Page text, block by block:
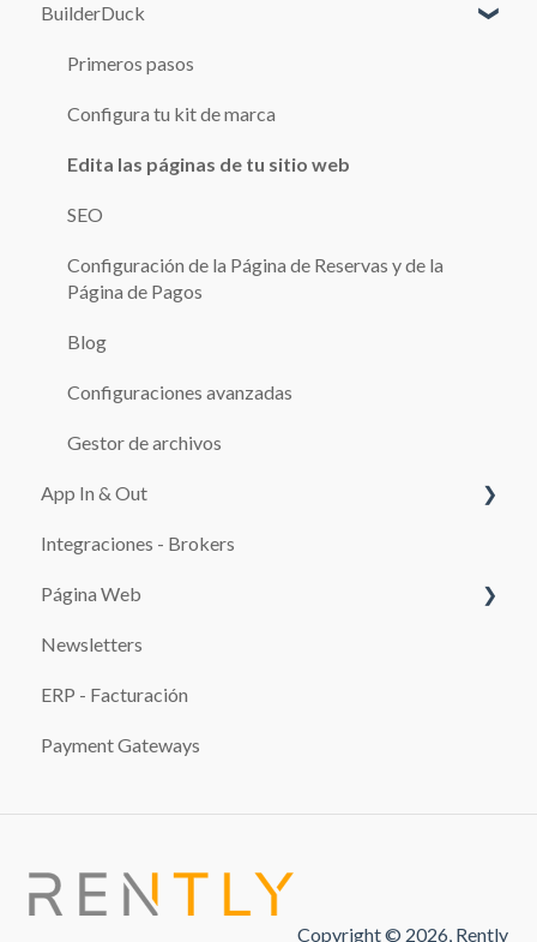
CONFIGURACIÓN DEL SISTEMA
USUARIOS
ROLES
CONFIGURACIÓN GENERAL
SUCURSALES
AUTOS
USO DEL SISTEMA
PAGOS
SOBREVENTA
BuilderDuck
Primeros pasos
Configura tu kit de marca
Edita las páginas de tu sitio web
SEO
Configuración de la Página de Reservas y de la
Página de Pagos
Blog
Configuraciones avanzadas
Gestor de archivos
App In & Out
Configuración
Integraciones - Brokers
Página Web
SISTEMAS DE PAGO
Promociones
Newsletters
ERP - Facturación
Payment Gateways
Copyright © 2026, Rently